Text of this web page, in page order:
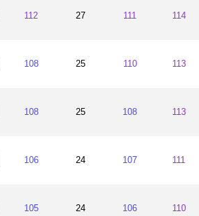
112 27 111 114
108 25 110 113
108 25 108 113
106 24 107 111
105 24 106 110